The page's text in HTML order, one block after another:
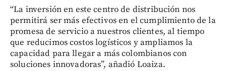
“La inversión en este centro de distribución nos
permitirá ser más efectivos en el cumplimiento de la
promesa de servicio a nuestros clientes, al tiempo
que reducimos costos logísticos y ampliamos la
capacidad para llegar a más colombianos con
soluciones innovadoras”, añadió Loaiza.